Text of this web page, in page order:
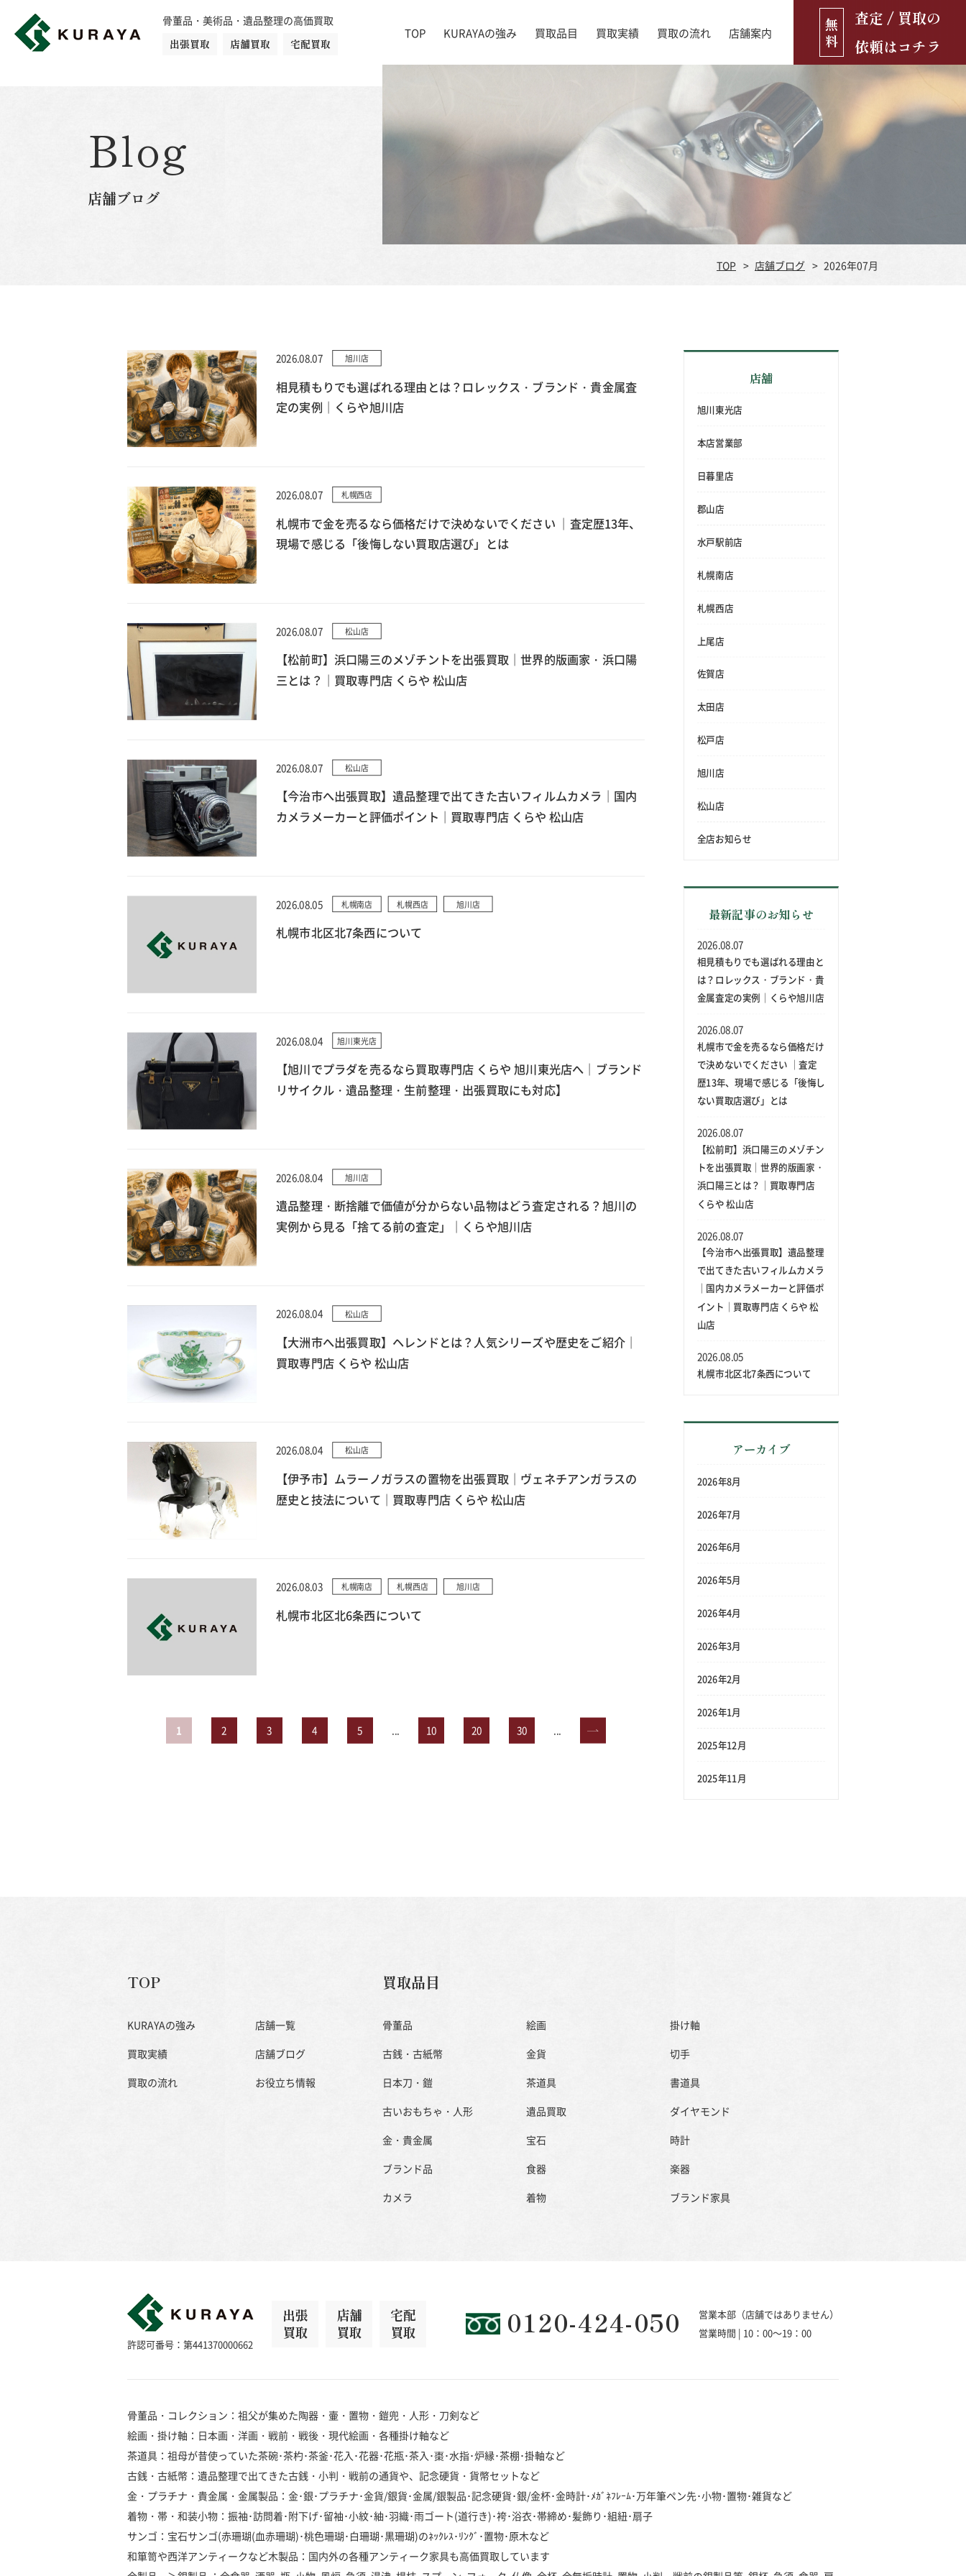
骨董品・美術品・遺品整理の高価買取
出張買取
店舗買取 宅配買取
TOP KURAYAの強み 買取品目
古銭・古紙幣
古いおもちゃ・人形 遺品買取
ダイヤモンド 時計 ブランド品 食器
楽器 ブランド家具
買取実績 買取の流れ 店舗案内
店舗ブログ お役立ち情報
無
料
査定 / 買取の
依頼はコチラ
Blog
店舗ブログ
TOP 店舗ブログ 2026年07月
2026.08.07 旭川店
相見積もりでも選ばれる理由とは？ロレックス・ブランド・貴金属査
定の実例｜くらや旭川店
2026.08.07 札幌西店
札幌市で金を売るなら価格だけで決めないでください ｜査定歴13年、
現場で感じる「後悔しない買取店選び」とは
2026.08.07 松山店
【松前町】浜口陽三のメゾチントを出張買取｜世界的版画家・浜口陽
三とは？｜買取専門店 くらや 松山店
2026.08.07 松山店
【今治市へ出張買取】遺品整理で出てきた古いフィルムカメラ｜国内
カメラメーカーと評価ポイント｜買取専門店 くらや 松山店
2026.08.05 札幌南店 札幌西店 旭川店
札幌市北区北7条西について
2026.08.04 旭川東光店
【旭川でプラダを売るなら買取専門店 くらや 旭川東光店へ｜ブランド
リサイクル・遺品整理・生前整理・出張買取にも対応】
2026.08.04 旭川店
遺品整理・断捨離で価値が分からない品物はどう査定される？旭川の
実例から見る「捨てる前の査定」｜くらや旭川店
2026.08.04 松山店
【大洲市へ出張買取】ヘレンドとは？人気シリーズや歴史をご紹介｜
買取専門店 くらや 松山店
2026.08.04 松山店
【伊予市】ムラーノガラスの置物を出張買取｜ヴェネチアンガラスの
歴史と技法について｜買取専門店 くらや 松山店
2026.08.03 札幌南店 札幌西店 旭川店
札幌市北区北6条西について
1 2 3 4 5 10 20 30 »
店舗
旭川東光店
本店営業部
日暮里店
郡山店
水戸駅前店
札幌南店
札幌西店
上尾店
佐賀店
太田店
松戸店
旭川店
松山店
全店お知らせ
最新記事のお知らせ
相見積もりでも選ばれる理由と
は？ロレックス・ブランド・貴
金属査定の実例｜くらや旭川店
2026.08.07
札幌市で金を売るなら価格だけ
で決めないでください ｜査定
歴13年、現場で感じる「後悔し
ない買取店選び」とは
2026.08.07
【松前町】浜口陽三のメゾチン
トを出張買取｜世界的版画家・
浜口陽三とは？｜買取専門店
くらや 松山店
2026.08.07
【今治市へ出張買取】遺品整理
で出てきた古いフィルムカメラ
｜国内カメラメーカーと評価ポ
イント｜買取専門店 くらや 松
山店
2026.08.07
札幌市北区北7条西について
2026.08.05
アーカイブ
2026年8月
2026年7月
2026年6月
2026年5月
2026年4月
2026年3月
2026年2月
2026年1月
2025年12月
2025年11月
TOP
KURAYAの強み
買取実績
買取の流れ
店舗一覧
店舗ブログ
お役立ち情報
買取品目
骨董品 絵画
掛け軸
古銭・古紙幣
金貨
切手
日本刀・鎧
茶道具
書道具
古いおもちゃ・人形
遺品買取
ダイヤモンド
金・貴金属
宝石
時計
ブランド品
食器
楽器
カメラ
着物 ブランド家具
許認可番号：第441370000662
出張
買取
店舗
買取
宅配
買取
0120-424-050
営業本部（店舗ではありません）
営業時間 | 10：00～19：00
骨董品・コレクション：祖父が集めた陶器・壷・置物・鎧兜・人形・刀剣など
絵画・掛け軸：日本画・洋画・戦前・戦後・現代絵画・各種掛け軸など
茶道具：祖母が昔使っていた茶碗･茶杓･茶釜･花入･花器･花瓶･茶入･棗･水指･炉縁･茶棚･掛軸など
古銭・古紙幣：遺品整理で出てきた古銭・小判・戦前の通貨や、記念硬貨・貨幣セットなど
金・プラチナ・貴金属・金属製品：金･銀･プラチナ･金貨/銀貨･金属/銀製品･記念硬貨･銀/金杯･金時計･ﾒｶﾞﾈﾌﾚｰﾑ･万年筆ペン先･小物･置物･雑貨など
着物・帯・和装小物：振袖･訪問着･附下げ･留袖･小紋･紬･羽織･雨ゴート(道行き)･袴･浴衣･帯締め･髪飾り･組紐･扇子
サンゴ：宝石サンゴ(赤珊瑚(血赤珊瑚)･桃色珊瑚･白珊瑚･黒珊瑚)のﾈｯｸﾚｽ･ﾘﾝｸﾞ･置物･原木など
和箪笥や西洋アンティークなど木製品：国内外の各種アンティーク家具も高価買取しています